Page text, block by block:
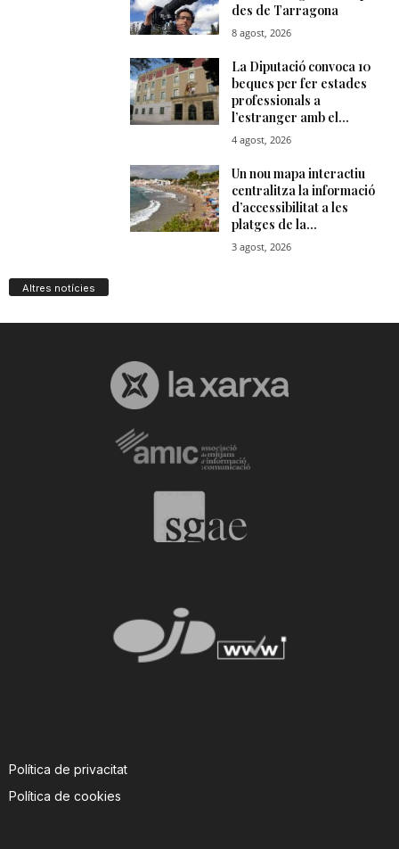
Altres notícies
Política de privacitat
Política de cookies